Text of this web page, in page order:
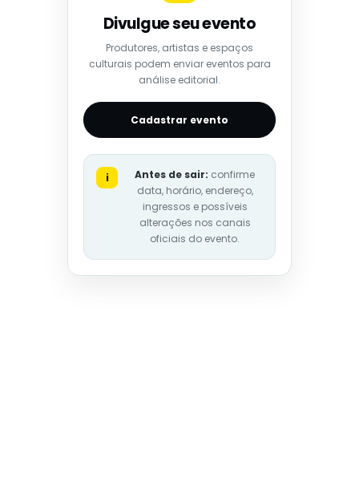
Divulgue seu evento
Produtores, artistas e espaços
culturais podem enviar eventos para
análise editorial.
Cadastrar evento
i Antes de sair: confirme
data, horário, endereço,
ingressos e possíveis
alterações nos canais
oficiais do evento.